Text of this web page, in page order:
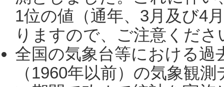
1位の値（通年、3月及び4
りますので、ご注意くだ
全国の気象台等における過
（1960年以前）の気象観